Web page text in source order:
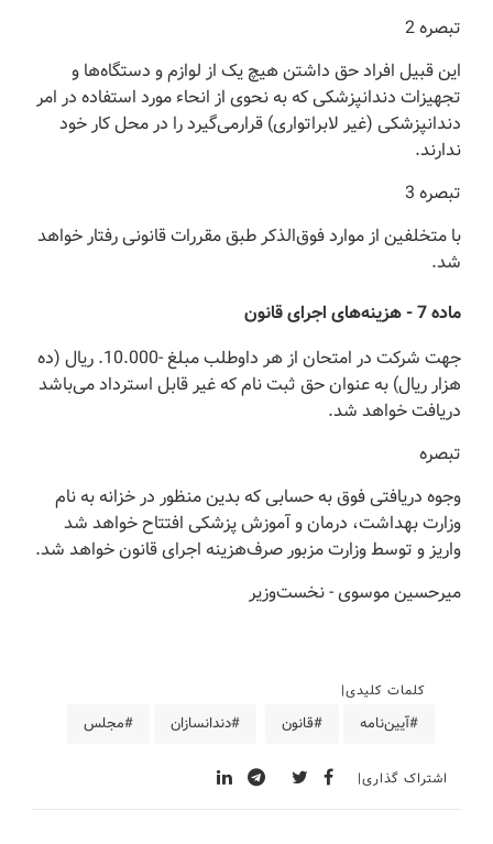
‌تبصره 2
‌این قبیل افراد حق داشتن هیچ یک از لوازم و دستگاه‌ها و
تجهیزات دندانپزشکی که به نحوی از انحاء مورد استفاده در امر
دندانپزشکی (‌غیر لابراتواری) قرار‌می‌گیرد را در محل کار خود
ندارند.
‌تبصره 3
‌با متخلفین از موارد فوق‌الذکر طبق مقررات قانونی رفتار خواهد
شد.
‌ماده 7 - هزینه‌های اجرای قانون
‌جهت شرکت در امتحان از هر داوطلب مبلغ -10.000. ریال (‌ده
هزار ریال) به عنوان حق ثبت نام که غیر قابل استرداد می‌باشد
دریافت خواهد شد.
‌تبصره
‌وجوه دریافتی فوق به حسابی که بدین منظور در خزانه به نام
وزارت بهداشت، درمان و آموزش پزشکی افتتاح خواهد شد
واریز و توسط وزارت مزبور صرف‌هزینه اجرای قانون خواهد شد.
‌میرحسین موسوی - نخست‌وزیر
کلمات کلیدی
#آیین‌نامه #قانون #دندانسازان #مجلس
اشتراک گذاری